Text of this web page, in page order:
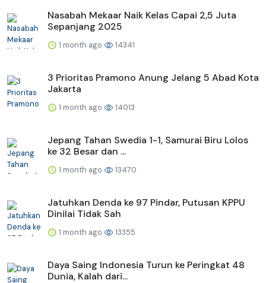
Nasabah Mekaar Naik Kelas Capai 2,5 Juta
Sepanjang 2025
1 month ago 14341
3 Prioritas Pramono Anung Jelang 5 Abad Kota
Jakarta
1 month ago 14013
Jepang Tahan Swedia 1-1, Samurai Biru Lolos
ke 32 Besar dan ...
1 month ago 13470
Jatuhkan Denda ke 97 Pindar, Putusan KPPU
Dinilai Tidak Sah
1 month ago 13355
Daya Saing Indonesia Turun ke Peringkat 48
Dunia, Kalah dari...